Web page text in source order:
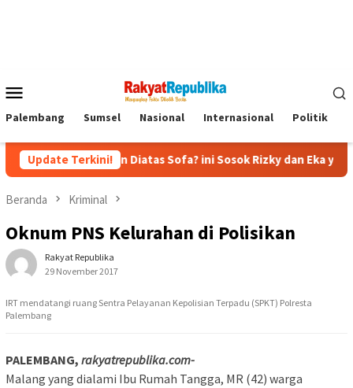
Mobile
Palembang Sumsel Nasional Internasional Politik
Update Terkini!
Diatas Sofa? ini Sosok Rizky dan Eka yang Viral
Beranda Kriminal
Oknum PNS Kelurahan di Polisikan
Rakyat Republika
29 November 2017
IRT mendatangi ruang Sentra Pelayanan Kepolisian Terpadu (SPKT) Polresta
Palembang
PALEMBANG, rakyatrepublika.com-
Malang yang dialami Ibu Rumah Tangga, MR (42) warga